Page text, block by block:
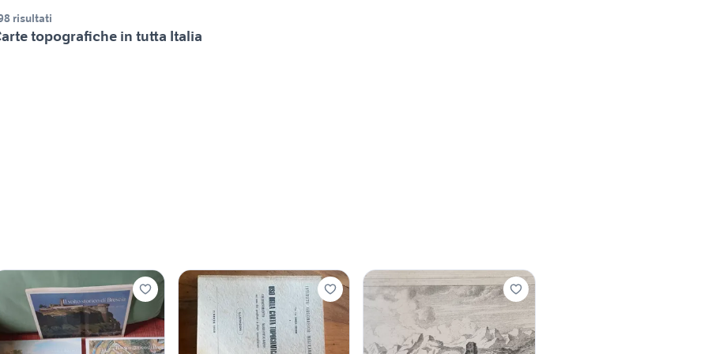
risultati
topografiche in tutta Italia